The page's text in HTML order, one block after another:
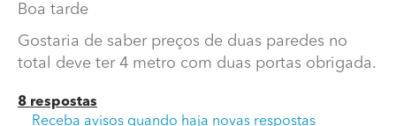
Boa tarde
Gostaria de saber preços de duas paredes no
total deve ter 4 metro com duas portas obrigada.
8 respostas
Receba avisos quando haja novas respostas